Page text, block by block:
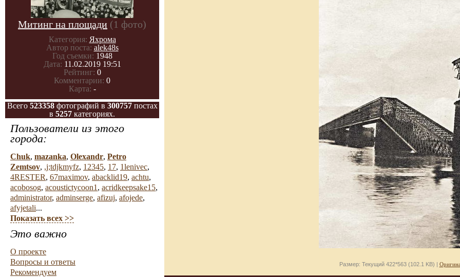
Митинг на площади (1 фото)
Категория: Яхрома
Автор поста: alek48s
Год съемки: 1948
Дата: 11.02.2019 19:51
Рейтинг: 0
Комментарии: 0
Карта: -
Всего 523358фотографий в 300757постах
в 5257 категориях.
Пользователи из этого
города:
Chuk, mazanka, Olexandr, Petro
Zemtsov, ,j;tdjkmyfz, 12345, 17, 1lenivec,
4RESTER, 67maximov, abacklid19, achtu,
acobosog, acoustictycoon1 , acridkeepsake15,
administrator, adminserge, afizuj, afojede,
afyjetali...
Показать всех >>
Это важно
О проекте
Вопросы и ответы
Рекомендуем
Размер: Текущий 422*563 (102.1 KB) |